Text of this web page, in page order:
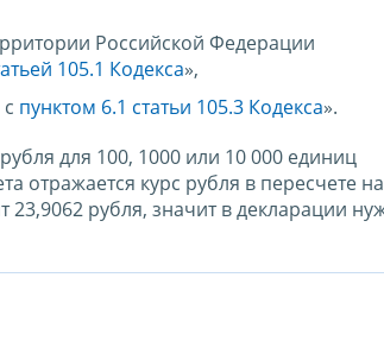
Российской Федерации
105.1 Кодекса»,
пунктом 6.1 статьи 105.3 Кодекса».
для 100, 1000 или 10 000 единиц
отражается курс рубля в пересчете на
рубля, значит в декларации